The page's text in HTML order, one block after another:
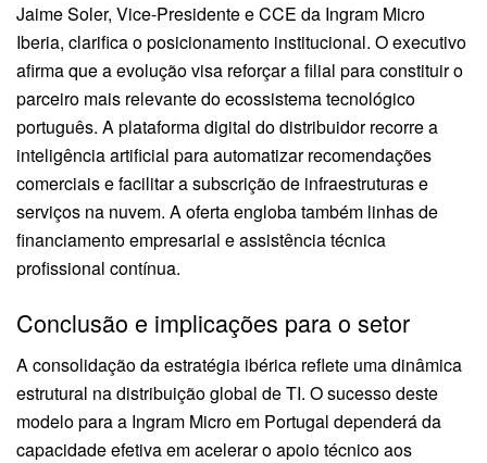
Jaime Soler, Vice-Presidente e CCE da Ingram Micro
Iberia, clarifica o posicionamento institucional. O executivo
afirma que a evolução visa reforçar a filial para constituir o
parceiro mais relevante do ecossistema tecnológico
português. A plataforma digital do distribuidor recorre a
inteligência artificial para automatizar recomendações
comerciais e facilitar a subscrição de infraestruturas e
serviços na nuvem. A oferta engloba também linhas de
financiamento empresarial e assistência técnica
profissional contínua.
Conclusão e implicações para o setor
A consolidação da estratégia ibérica reflete uma dinâmica
estrutural na distribuição global de TI. O sucesso deste
modelo para a Ingram Micro em Portugal dependerá da
capacidade efetiva em acelerar o apoio técnico aos